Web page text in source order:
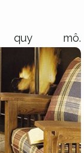
mô.